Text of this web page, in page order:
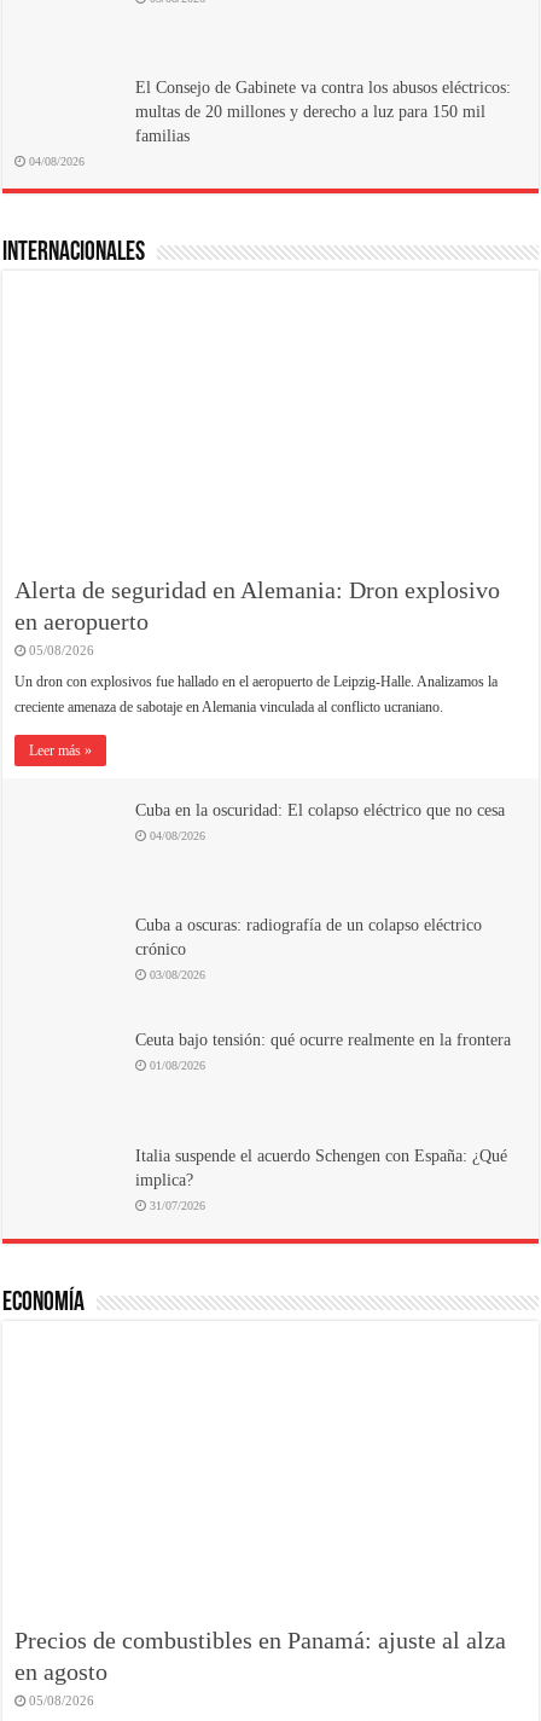
El Consejo de Gabinete va contra los abusos eléctricos:
multas de 20 millones y derecho a luz para 150 mil
familias
04/08/2026
INTERNACIONALES
Alerta de seguridad en Alemania: Dron explosivo
en aeropuerto
05/08/2026
Un dron con explosivos fue hallado en el aeropuerto de Leipzig-Halle. Analizamos la
creciente amenaza de sabotaje en Alemania vinculada al conflicto ucraniano.
Leer más »
Cuba en la oscuridad: El colapso eléctrico que no cesa
04/08/2026
Cuba a oscuras: radiografía de un colapso eléctrico
crónico
03/08/2026
Ceuta bajo tensión: qué ocurre realmente en la frontera
01/08/2026
Italia suspende el acuerdo Schengen con España: ¿Qué
implica?
31/07/2026
ECONOMÍA
Precios de combustibles en Panamá: ajuste al alza
en agosto
05/08/2026